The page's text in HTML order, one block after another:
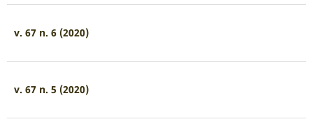
v. 67 n. 6 (2020)
v. 67 n. 5 (2020)